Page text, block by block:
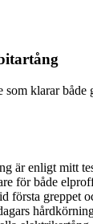
som klarar både
är enligt mitt
för både
första greppet